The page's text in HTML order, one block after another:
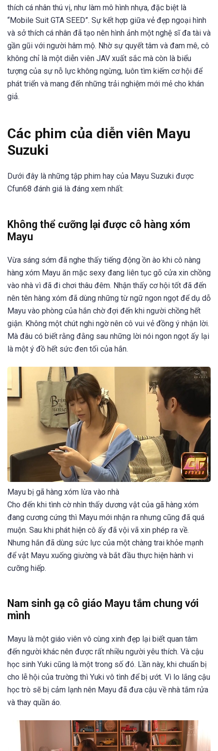
thích cá nhân thú vị, như làm mô hình nhựa, đặc biệt là
“Mobile Suit GTA SEED”. Sự kết hợp giữa vẻ đẹp ngoại hình
và sở thích cá nhân đã tạo nên hình ảnh một nghệ sĩ đa tài và
gần gũi với người hâm mộ. Nhờ sự quyết tâm và đam mê, cô
không chỉ là một diễn viên JAV xuất sắc mà còn là biểu
tượng của sự nỗ lực không ngừng, luôn tìm kiếm cơ hội để
phát triển và mang đến những trải nghiệm mới mẻ cho khán
giả.
Các phim của diễn viên Mayu
Suzuki
Dưới đây là những tập phim hay của Mayu Suzuki được
Cfun68 đánh giá là đáng xem nhất:
Không thể cưỡng lại được cô hàng xóm
Mayu
Vừa sáng sớm đã nghe thấy tiếng động ồn ào khi cô nàng
hàng xóm Mayu ăn mặc sexy đang liên tục gõ cửa xin chồng
vào nhà vì đã đi chơi thâu đêm. Nhận thấy cơ hội tốt đã đến
nên tên hàng xóm đã dùng những từ ngữ ngon ngọt để dụ dỗ
Mayu vào phòng của hắn chờ đợi đến khi người chồng hết
giận. Không một chút nghi ngờ nên cô vui vẻ đồng ý nhận lời.
Mà đâu có biết rằng đằng sau những lời nói ngon ngọt ấy lại
là một ý đồ hết sức đen tối của hắn.
Mayu bị gã hàng xóm lừa vào nhà
Cho đến khi tình cờ nhìn thấy dương vật của gã hàng xóm
đang cương cứng thì Mayu mới nhận ra nhưng cũng đã quá
muộn. Sau khi phát hiện cô ấy đã vội vã xin phép ra về.
Nhưng hắn đã dùng sức lực của một chàng trai khỏe mạnh
để vật Mayu xuống giường và bắt đầu thực hiện hành vi
cưỡng hiếp.
Nam sinh gạ cô giáo Mayu tắm chung với
mình
Mayu là một giáo viên vô cùng xinh đẹp lại biết quan tâm
đến người khác nên được rất nhiều người yêu thích. Và cậu
học sinh Yuki cũng là một trong số đó. Lần này, khi chuẩn bị
cho lễ hội của trường thì Yuki vô tình để bị ướt. Vì lo lắng cậu
học trò sẽ bị cảm lạnh nên Mayu đã đưa cậu về nhà tắm rửa
và thay quần áo.